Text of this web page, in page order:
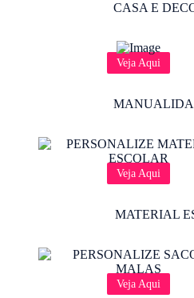
CASA E
Veja Aqui
Veja Aqui
MATERIAL
Veja Aqui